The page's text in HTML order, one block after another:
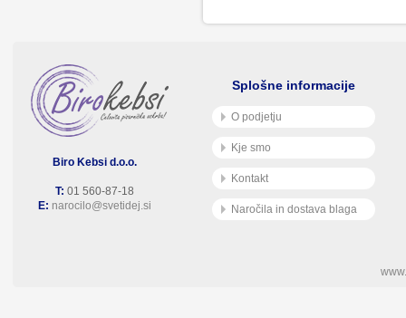
Biro Kebsi d.o.o.
T: 01 560-87-18
E: narocilo@svetidej.si
Splošne informacije
O podjetju
Kje smo
Kontakt
Naročila in dostava blaga